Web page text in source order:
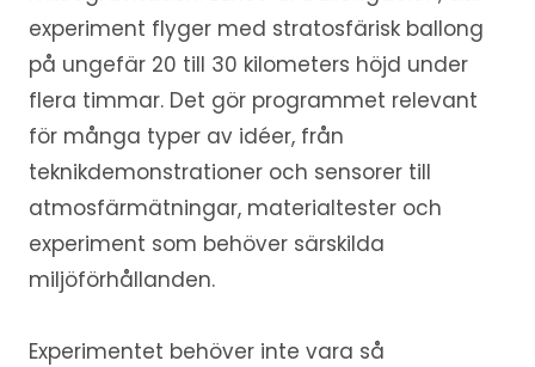
experiment flyger med stratosfärisk ballong
på ungefär 20 till 30 kilometers höjd under
flera timmar. Det gör programmet relevant
för många typer av idéer, från
teknikdemonstrationer och sensorer till
atmosfärmätningar, materialtester och
experiment som behöver särskilda
miljöförhållanden.
Experimentet behöver inte vara så